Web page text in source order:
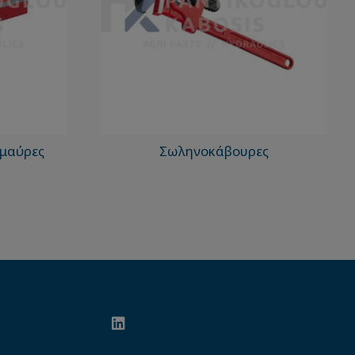
Σωληνοκάβουρες